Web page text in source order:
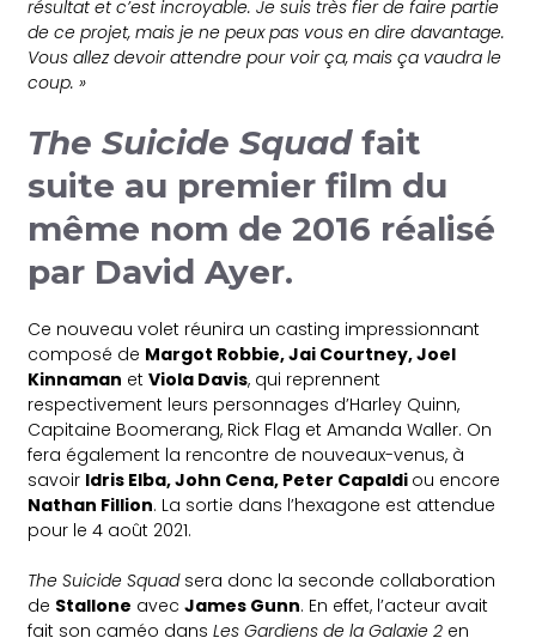
résultat et c’est incroyable. Je suis très fier de faire partie
de ce projet, mais je ne peux pas vous en dire davantage.
Vous allez devoir attendre pour voir ça, mais ça vaudra le
coup. »
The Suicide Squadfait
suite au premier film du
même nom de 2016 réalisé
par David Ayer.
Ce nouveau volet réunira un casting impressionnant
composé de Margot Robbie, Jai Courtney, Joel
Kinnaman etViola Davis, qui reprennent
respectivement leurs personnages d’Harley Quinn,
Capitaine Boomerang, Rick Flag et Amanda Waller. On
fera également la rencontre de nouveaux-venus, à
savoir Idris Elba, John Cena, Peter Capaldi ou encore
Nathan Fillion. La sortie dans l’hexagone est attendue
pour le 4 août 2021.
The Suicide Squadsera donc la seconde collaboration
de Stallone avecJames Gunn. En effet, l’acteur avait
fait son caméo dans Les Gardiens de la Galaxie 2 en